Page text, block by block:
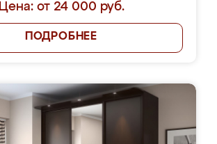
Цена: от 24 000 руб.
ПОДРОБНЕЕ